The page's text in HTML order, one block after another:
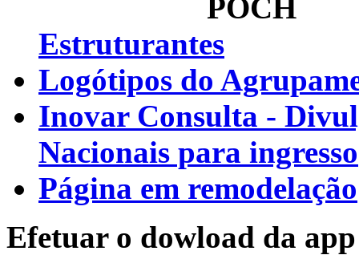
Estruturantes
Logótipos do
Inovar Consulta -
Nacionais para ingresso
Página em remodelação
Efetuar o dowload da